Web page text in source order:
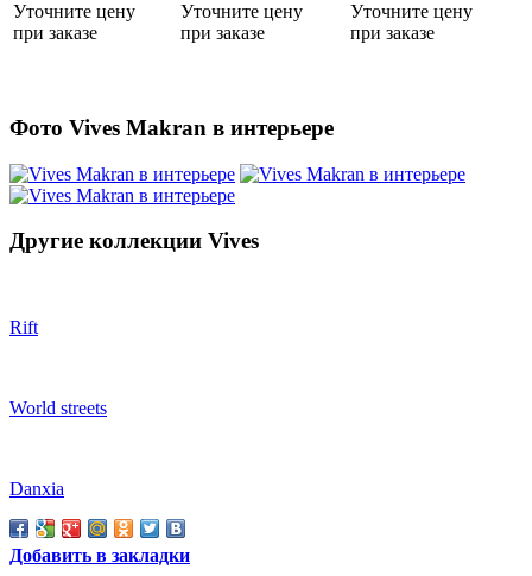
Уточните цену
при заказе
Уточните цену
при заказе
Уточните цену
при заказе
Фото Vives Makran в интерьере
Другие коллекции Vives
Rift
World streets
Danxia
Добавить в закладки